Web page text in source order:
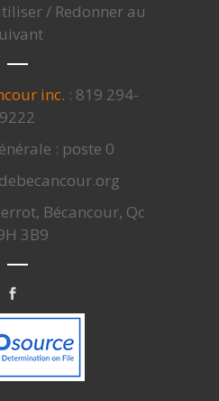
/ Redonner au
inc. : 819 294-
9222
: poste 0
Bécancour, Qc
3B9